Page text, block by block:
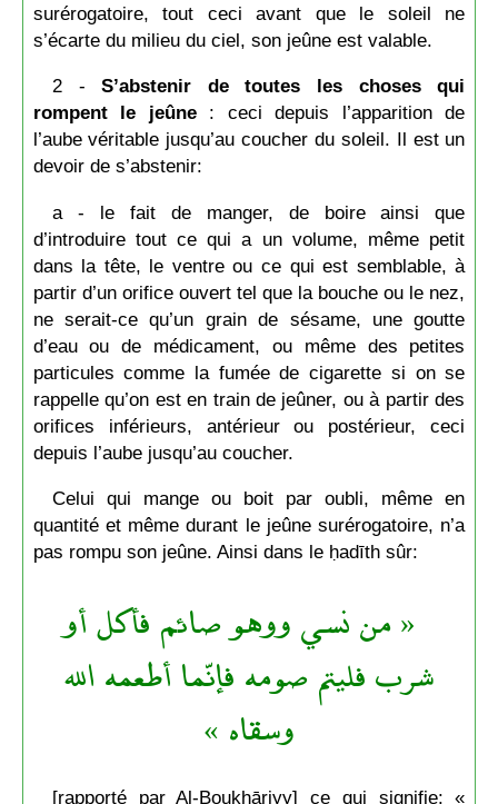
surérogatoire, tout ceci avant que le soleil ne
s’écarte du milieu du ciel, son jeûne est valable.
2 -S’abstenir de toutes les choses qui
rompent le jeûne : ceci depuis l’apparition de
l’aube véritable jusqu’au coucher du soleil. Il est un
devoir de s’abstenir:
a - le fait de manger, de boire ainsi que
d’introduire tout ce qui a un volume, même petit
dans la tête, le ventre ou ce qui est semblable, à
partir d’un orifice ouvert tel que la bouche ou le nez,
ne serait-ce qu’un grain de sésame, une goutte
d’eau ou de médicament, ou même des petites
particules comme la fumée de cigarette si on se
rappelle qu’on est en train de jeûner, ou à partir des
orifices inférieurs, antérieur ou postérieur, ceci
depuis l’aube jusqu’au coucher.
Celui qui mange ou boit par oubli, même en
quantité et même durant le jeûne surérogatoire, n’a
pas rompu son jeûne. Ainsi dans le ḥadīth sûr:
« من نسي ووهو صائم فأكل أو
شرب فليتم صومه فإنّما أطعمه الله
وسقاه »
[rapporté par Al-Boukhāriyy] ce qui signifie: «